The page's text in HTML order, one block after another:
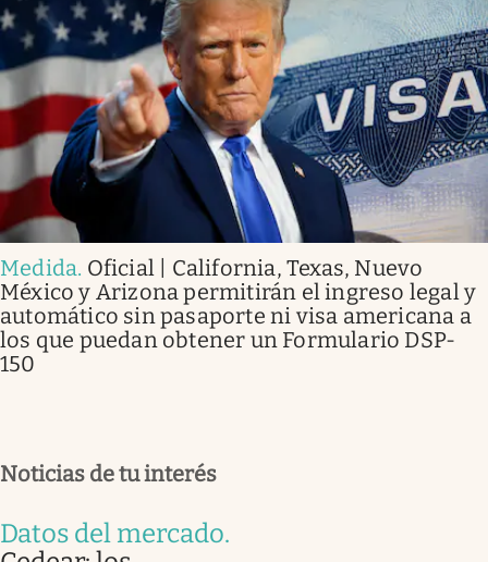
Medida. Oficial | California, Texas, Nuevo
México y Arizona permitirán el ingreso legal y
automático sin pasaporte ni visa americana a
los que puedan obtener un Formulario DSP-
150
Noticias de tu interés
Datos del mercado.